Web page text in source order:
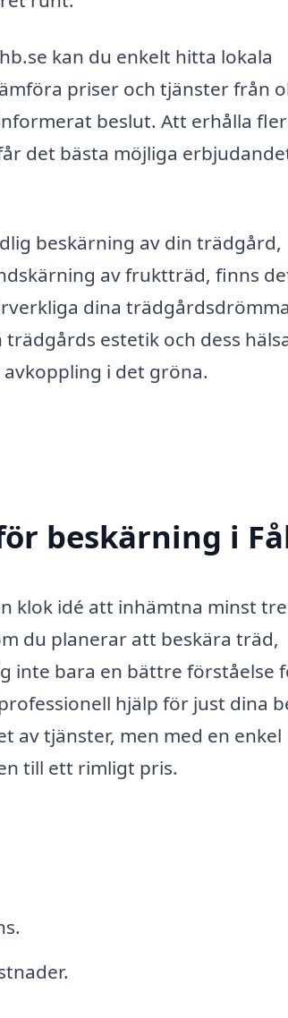
kan du enkelt hitta lokala
priser och tjänster från
beslut. Att erhålla
det bästa möjliga
beskärning av din trädgård,
av fruktträd, finns
dina
estetik och dess
i det gröna.
beskärning i
klok idé att inhämtna minst tre
du planerar att beskära träd,
inte bara en bättre förståelse
hjälp för just dina
av tjänster, men med en enkel
till ett rimligt pris.